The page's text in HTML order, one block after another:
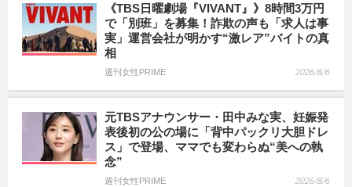
《TBS日曜劇場『VIVANT』》8時間3万円
で「別班」を募集！詐欺の声も「求人は事
実」運営会社が明かす“激レア”バイトの真
相
週刊女性PRIME 2026/8/6
元TBSアナウンサー・田中みな実、妊娠発
表後初の公の場に「背中パックリ大胆ドレ
ス」で登場、ママでも変わらぬ“美への執
念”
週刊女性PRIME 2026/8/6